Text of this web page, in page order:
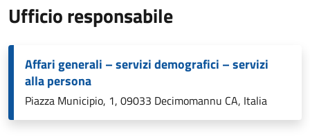
Ufficio responsabile
Affari generali – servizi demografici – servizi
alla persona
Piazza Municipio, 1, 09033 Decimomannu CA, Italia